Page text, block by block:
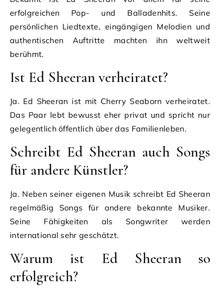
erfolgreichen Pop- und Balladenhits. Seine
persönlichen Liedtexte, eingängigen Melodien und
authentischen Auftritte machten ihn weltweit
berühmt.
Ist Ed Sheeran verheiratet?
Ja. Ed Sheeran ist mit Cherry Seaborn verheiratet.
Das Paar lebt bewusst eher privat und spricht nur
gelegentlich öffentlich über das Familienleben.
Schreibt Ed Sheeran auch Songs
für andere Künstler?
Ja. Neben seiner eigenen Musik schreibt Ed Sheeran
regelmäßig Songs für andere bekannte Musiker.
Seine Fähigkeiten als Songwriter werden
international sehr geschätzt.
Warum ist Ed Sheeran so
erfolgreich?